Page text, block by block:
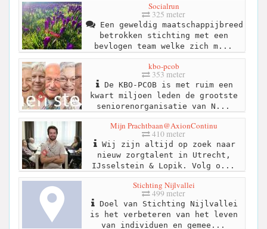
Socialrun
325 meter
Een geweldig maatschappijbreed
betrokken stichting met een
bevlogen team welke zich m...
kbo-pcob
353 meter
De KBO-PCOB is met ruim een
kwart miljoen leden de grootste
seniorenorganisatie van N...
Mijn Prachtbaan@AxionContinu
410 meter
Wij zijn altijd op zoek naar
nieuw zorgtalent in Utrecht,
IJsselstein & Lopik. Volg o...
Stichting Nijlvallei
499 meter
Doel van Stichting Nijlvallei
is het verbeteren van het leven
van individuen en gemee...